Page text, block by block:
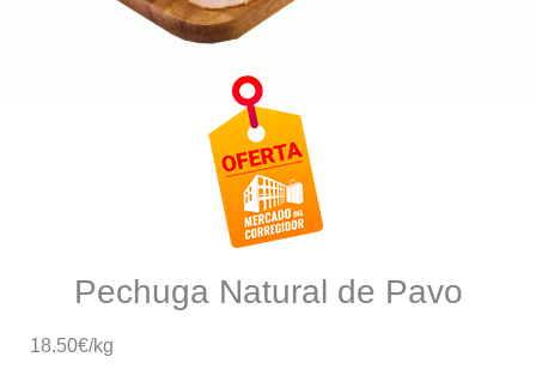
Pechuga Natural de Pavo
18.50€/kg